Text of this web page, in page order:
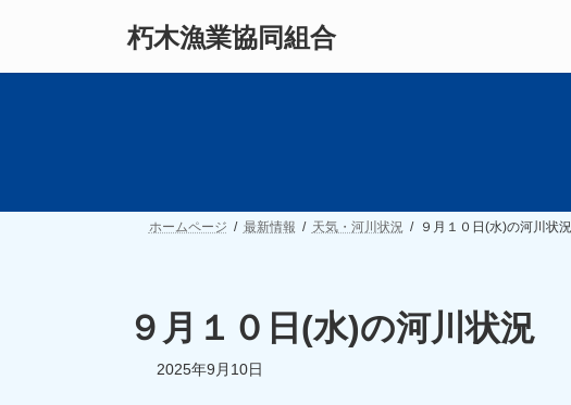
ン
プ
ー
動
朽木漁業協同組合
ホームページ 最新情報 天気・河川状況 ９月１０日(水)の河川状況
９月１０日(水)の河川状況
2025年9月10日